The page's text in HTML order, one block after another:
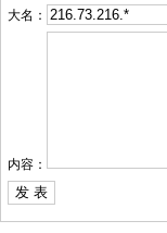
大名：
内容：